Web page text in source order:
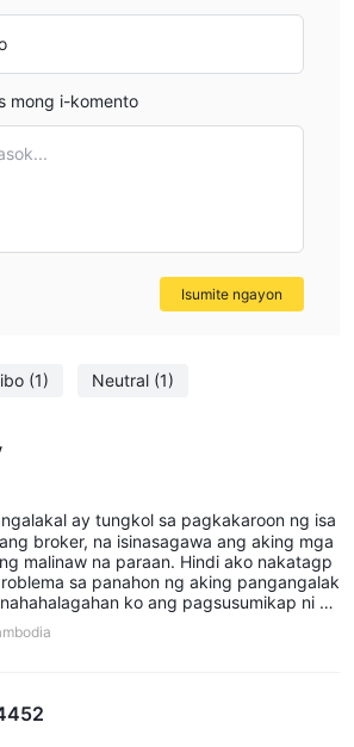
(1) Neutral (1)
ay tungkol sa pagkakaroon ng isa
broker, na isinasagawa ang aking mga
malinaw na paraan. Hindi ako nakatagp
sa panahon ng aking pangangalak
ko ang pagsusumikap ni Jo
akong ayusin ang aking mga teknikal na i
aking mga pondo. Hindi ko maipahayag
mong i-komento
Isumite ngayon